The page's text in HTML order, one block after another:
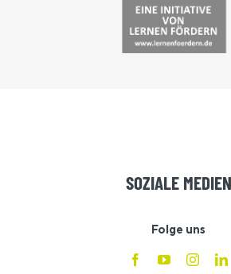
SOZIALE MEDIEN
Folge uns